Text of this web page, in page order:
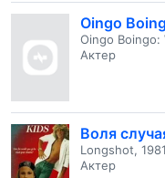
Oingo
Oingo Boingo:
Актер
Воля
Longshot, 1981
Актер